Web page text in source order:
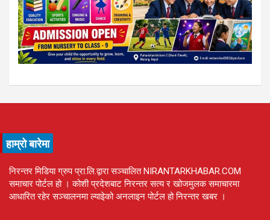
हाम्रो बारेमा
निरन्तर मिडिया ग्रुप प्रा.लि.द्वारा सञ्चालित NIRANTARKHABAR.COM
समाचार पोर्टल हो । कोशी प्रदेशबाट निरन्तर सत्य र खोजमुलक समाचारमा
आधारित रहेर सञ्चालनमा ल्याइेको अनलाइन पोर्टल हो निरन्तर खबर ।